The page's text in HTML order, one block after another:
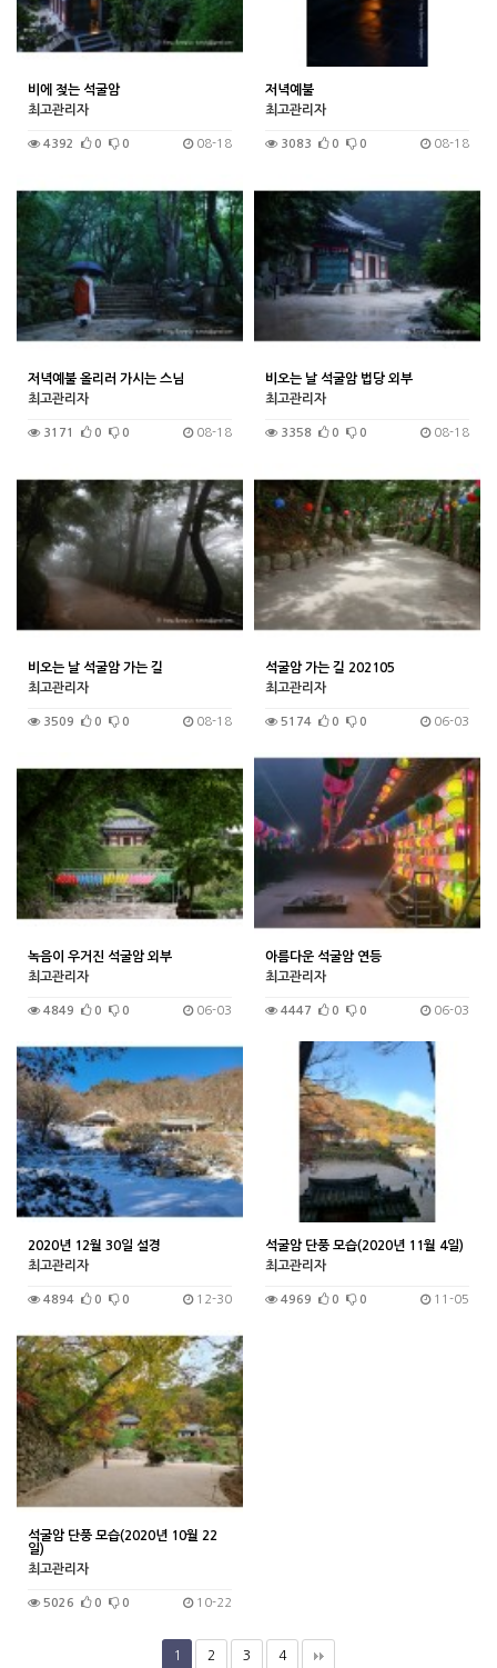
비에 젖는 석굴암
최고관리자
4392 0 0 08-18
저녁예불
최고관리자
3083 0 0 08-18
저녁예불 올리러 가시는 스님
최고관리자
3171 0 0 08-18
비오는 날 석굴암 법당 외부
최고관리자
3358 0 0 08-18
비오는 날 석굴암 가는 길
최고관리자
3509 0 0 08-18
석굴암 가는 길 202105
최고관리자
5174 0 0 06-03
녹음이 우거진 석굴암 외부
최고관리자
4849 0 0 06-03
아름다운 석굴암 연등
최고관리자
4447 0 0 06-03
2020년 12월 30일 설경
최고관리자
4894 0 0 12-30
석굴암 단풍 모습(2020년 11월 4일)
최고관리자
4969 0 0 11-05
석굴암 단풍 모습(2020년 10월 22
일)
최고관리자
5026 0 0 10-22
1 2 3 4